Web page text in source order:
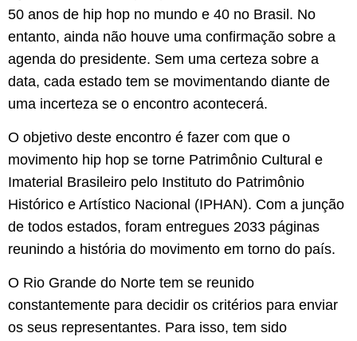
50 anos de hip hop no mundo e 40 no Brasil. No
entanto, ainda não houve uma confirmação sobre a
agenda do presidente. Sem uma certeza sobre a
data, cada estado tem se movimentando diante de
uma incerteza se o encontro acontecerá.
O objetivo deste encontro é fazer com que o
movimento hip hop se torne Patrimônio Cultural e
Imaterial Brasileiro pelo Instituto do Patrimônio
Histórico e Artístico Nacional (IPHAN). Com a junção
de todos estados, foram entregues 2033 páginas
reunindo a história do movimento em torno do país.
O Rio Grande do Norte tem se reunido
constantemente para decidir os critérios para enviar
os seus representantes. Para isso, tem sido